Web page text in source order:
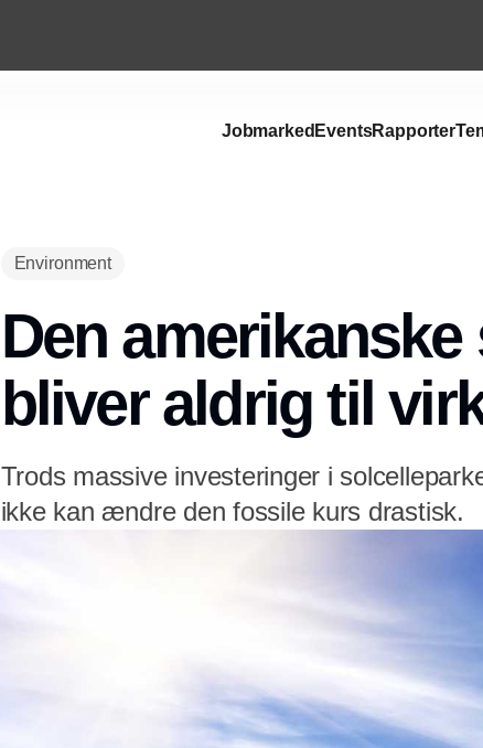
Jobmarked EventsRapporter
Environment
Den
bliver aldrig til
Trods massive investeringer i
ikke kan ændre den fossile kurs drastisk.